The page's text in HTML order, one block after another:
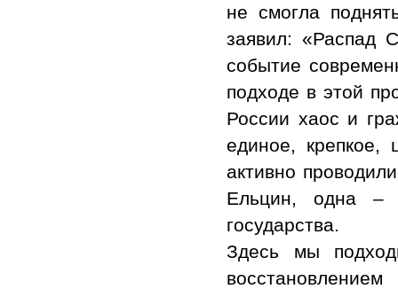
не смогла
заявил: «Распад
событие
подходе в этой
России хаос и
единое, крепкое,
активно
Ельцин, одна –
государства.
Здесь мы